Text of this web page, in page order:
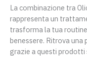
La combinazione tra
rappresenta un
trasforma la tua
benessere. Ritrova una
grazie a questi prodotti